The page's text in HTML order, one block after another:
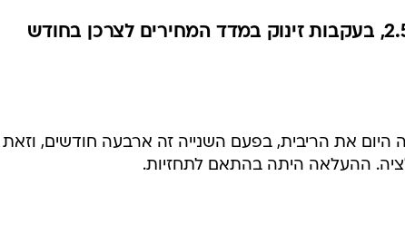
הריבית הועלתה ב-0.25% ל-2.5%, בעקבות זינוק במדד המחירים לצרכן בחודש
היום את הריבית, בפעם השנייה זה ארבעה חודשים, וזאת
ההעלאה היתה בהתאם לתחזיות.